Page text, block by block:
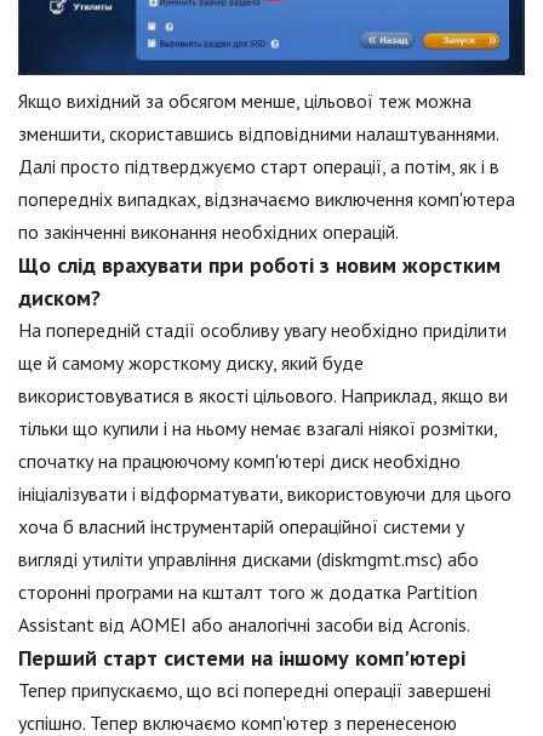
Якщо вихідний за обсягом менше, цільової теж можна
зменшити, скориставшись відповідними налаштуваннями.
Далі просто підтверджуємо старт операції, а потім, як і в
попередніх випадках, відзначаємо виключення комп'ютера
по закінченні виконання необхідних операцій.
Що слід врахувати при роботі з новим жорстким
диском?
На попередній стадії особливу увагу необхідно приділити
ще й самому жорсткому диску, який буде
використовуватися в якості цільового. Наприклад, якщо ви
тільки що купили і на ньому немає взагалі ніякої розмітки,
спочатку на працюючому комп'ютері диск необхідно
ініціалізувати і відформатувати, використовуючи для цього
хоча б власний інструментарій операційної системи у
вигляді утиліти управління дисками (diskmgmt.msc) або
сторонні програми на кшталт того ж додатка Partition
Assistant від AOMEI або аналогічні засоби від Acronis.
Перший старт системи на іншому комп'ютері
Тепер припускаємо, що всі попередні операції завершені
успішно. Тепер включаємо комп'ютер з перенесеною